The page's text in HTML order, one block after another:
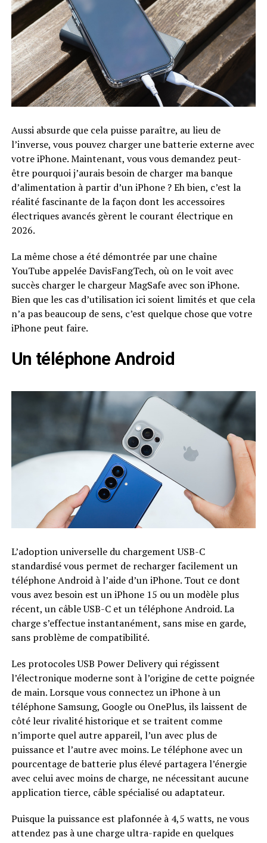
Aussi absurde que cela puisse paraître, au lieu de
l’inverse, vous pouvez charger une batterie externe avec
votre iPhone. Maintenant, vous vous demandez peut-
être pourquoi j’aurais besoin de charger ma banque
d’alimentation à partir d’un iPhone ? Eh bien, c’est la
réalité fascinante de la façon dont les accessoires
électriques avancés gèrent le courant électrique en
2026.
La même chose a été démontrée par une chaîne
YouTube appelée DavisFangTech, où on le voit avec
succès charger le chargeur MagSafe avec son iPhone.
Bien que les cas d’utilisation ici soient limités et que cela
n’a pas beaucoup de sens, c’est quelque chose que votre
iPhone peut faire.
Un téléphone Android
L’adoption universelle du chargement USB-C
standardisé vous permet de recharger facilement un
téléphone Android à l’aide d’un iPhone. Tout ce dont
vous avez besoin est un iPhone 15 ou un modèle plus
récent, un câble USB-C et un téléphone Android. La
charge s’effectue instantanément, sans mise en garde,
sans problème de compatibilité.
Les protocoles USB Power Delivery qui régissent
l’électronique moderne sont à l’origine de cette poignée
de main. Lorsque vous connectez un iPhone à un
téléphone Samsung, Google ou OnePlus, ils laissent de
côté leur rivalité historique et se traitent comme
n’importe quel autre appareil, l’un avec plus de
puissance et l’autre avec moins. Le téléphone avec un
pourcentage de batterie plus élevé partagera l’énergie
avec celui avec moins de charge, ne nécessitant aucune
application tierce, câble spécialisé ou adaptateur.
Puisque la puissance est plafonnée à 4,5 watts, ne vous
attendez pas à une charge ultra-rapide en quelques